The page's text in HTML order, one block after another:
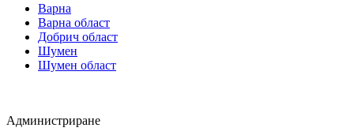
Варна
Варна област
Добрич област
Шумен
Шумен област
Администриране